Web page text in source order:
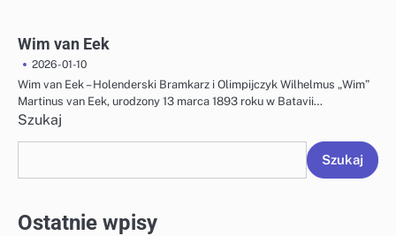
Wim van Eek
2026-01-10
Wim van Eek – Holenderski Bramkarz i Olimpijczyk Wilhelmus „Wim”
Martinus van Eek, urodzony 13 marca 1893 roku w Batavii…
Szukaj
Szukaj
Ostatnie wpisy